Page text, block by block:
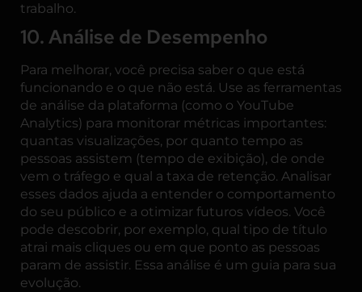
trabalho.
10. Análise de Desempenho
Para melhorar, você precisa saber o que está
funcionando e o que não está. Use as ferramentas
de análise da plataforma (como o YouTube
Analytics) para monitorar métricas importantes:
quantas visualizações, por quanto tempo as
pessoas assistem (tempo de exibição), de onde
vem o tráfego e qual a taxa de retenção. Analisar
esses dados ajuda a entender o comportamento
do seu público e a otimizar futuros vídeos. Você
pode descobrir, por exemplo, qual tipo de título
atrai mais cliques ou em que ponto as pessoas
param de assistir. Essa análise é um guia para sua
evolução.